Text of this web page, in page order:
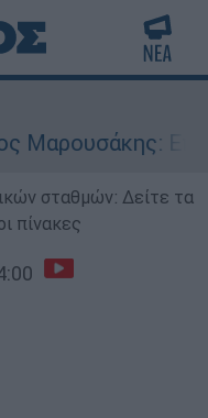
σταθμών: Δείτε τα
πίνακες